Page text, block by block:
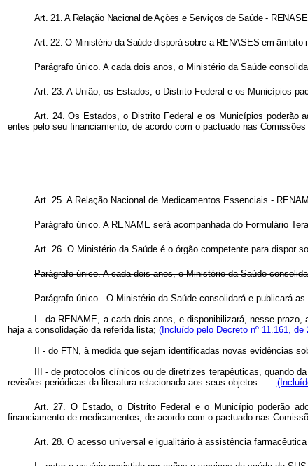
Art. 21. A Relação Nacional de Ações e Serviços de Saúde -
Art. 22. O Ministério da Saúde disporá sobre a RENASES em
Parágrafo único. A cada dois anos, o Ministério da Saúde
Art. 23. A União, os Estados, o Distrito Federal e os Municípios
Art. 24. Os Estados, o Distrito Federal e os Municípios poderão
entes pelo seu financiamento, de acordo com o pactuado nas
Art. 25. A Relação Nacional de Medicamentos Essenciais -
Parágrafo único. A RENAME será acompanhada do Formulário
Art. 26. O Ministério da Saúde é o órgão competente para dispor
Parágrafo único. A cada dois anos, o Ministério da Saúde
Parágrafo único. O Ministério da Saúde consolidará e publicará
I - da RENAME, a cada dois anos, e disponibilizará, nesse
haja a consolidação da referida lista; (Incluído pelo Decreto nº 11.161, de
II - do FTN, à medida que sejam identificadas novas evidências
III - de protocolos clínicos ou de diretrizes terapêuticas, quando
revisões periódicas da literatura relacionada aos seus objetos.
Art. 27. O Estado, o Distrito Federal e o Município poderão
financiamento de medicamentos, de acordo com o pactuado nas
Art. 28. O acesso universal e igualitário à assistência